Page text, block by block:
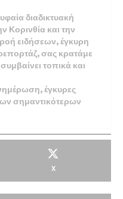
διαδικτυακή
Κορινθία και την
ειδήσεων, έγκυρη
σας κρατάμε
τοπικά και
έγκυρες
σημαντικότερων
X